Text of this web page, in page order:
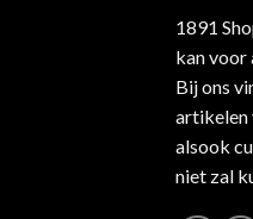
1891
kan voor
Bij ons
artikelen
alsook
niet zal